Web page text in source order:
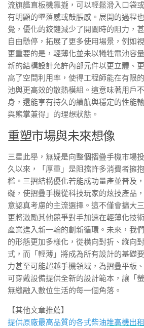
流旗艦直板機靠攏，可以輕鬆滑入口袋
有明顯的墜落感或鼓脹感。展開的過程
覺，優化的鉸鏈減少了開闔時的阻力，
自由懸停，拓展了更多使用場景，例如
更重要的是，輕薄化並未以犧牲電池容
新的結構設計允許內部元件以更立體、
高了空間利用率，使得工程師能在有限
池與更高效的散熱模組。這意味著用戶
身，還能享有持久的續航與穩定的性能
與熊掌兼得」的理想狀態。
重塑市場與未來想像
三星此舉，無疑是向整個摺疊手機市場
久以來，「厚重」是阻擋許多消費者擁
檻。三摺結構優化若能成功量產並普及
礙，使摺疊手機從科技玩家的炫技產品
意認真考慮的主流選擇。這不僅會擴大
更將激勵其他競爭對手加速在輕薄化技
產業進入新一輪的創新循環。未來，我
的形態更加多樣化，從橫向對折、縱向
式，而「輕薄」將成為所有設計的基礎
力甚至可能超越手機領域，為摺疊平板
可穿戴設備提供全新的設計範本，讓「
無縫融入數位生活的每一個角落。
【其他文章推薦】
提供原廠最高品質的各式柴油堆高機出租